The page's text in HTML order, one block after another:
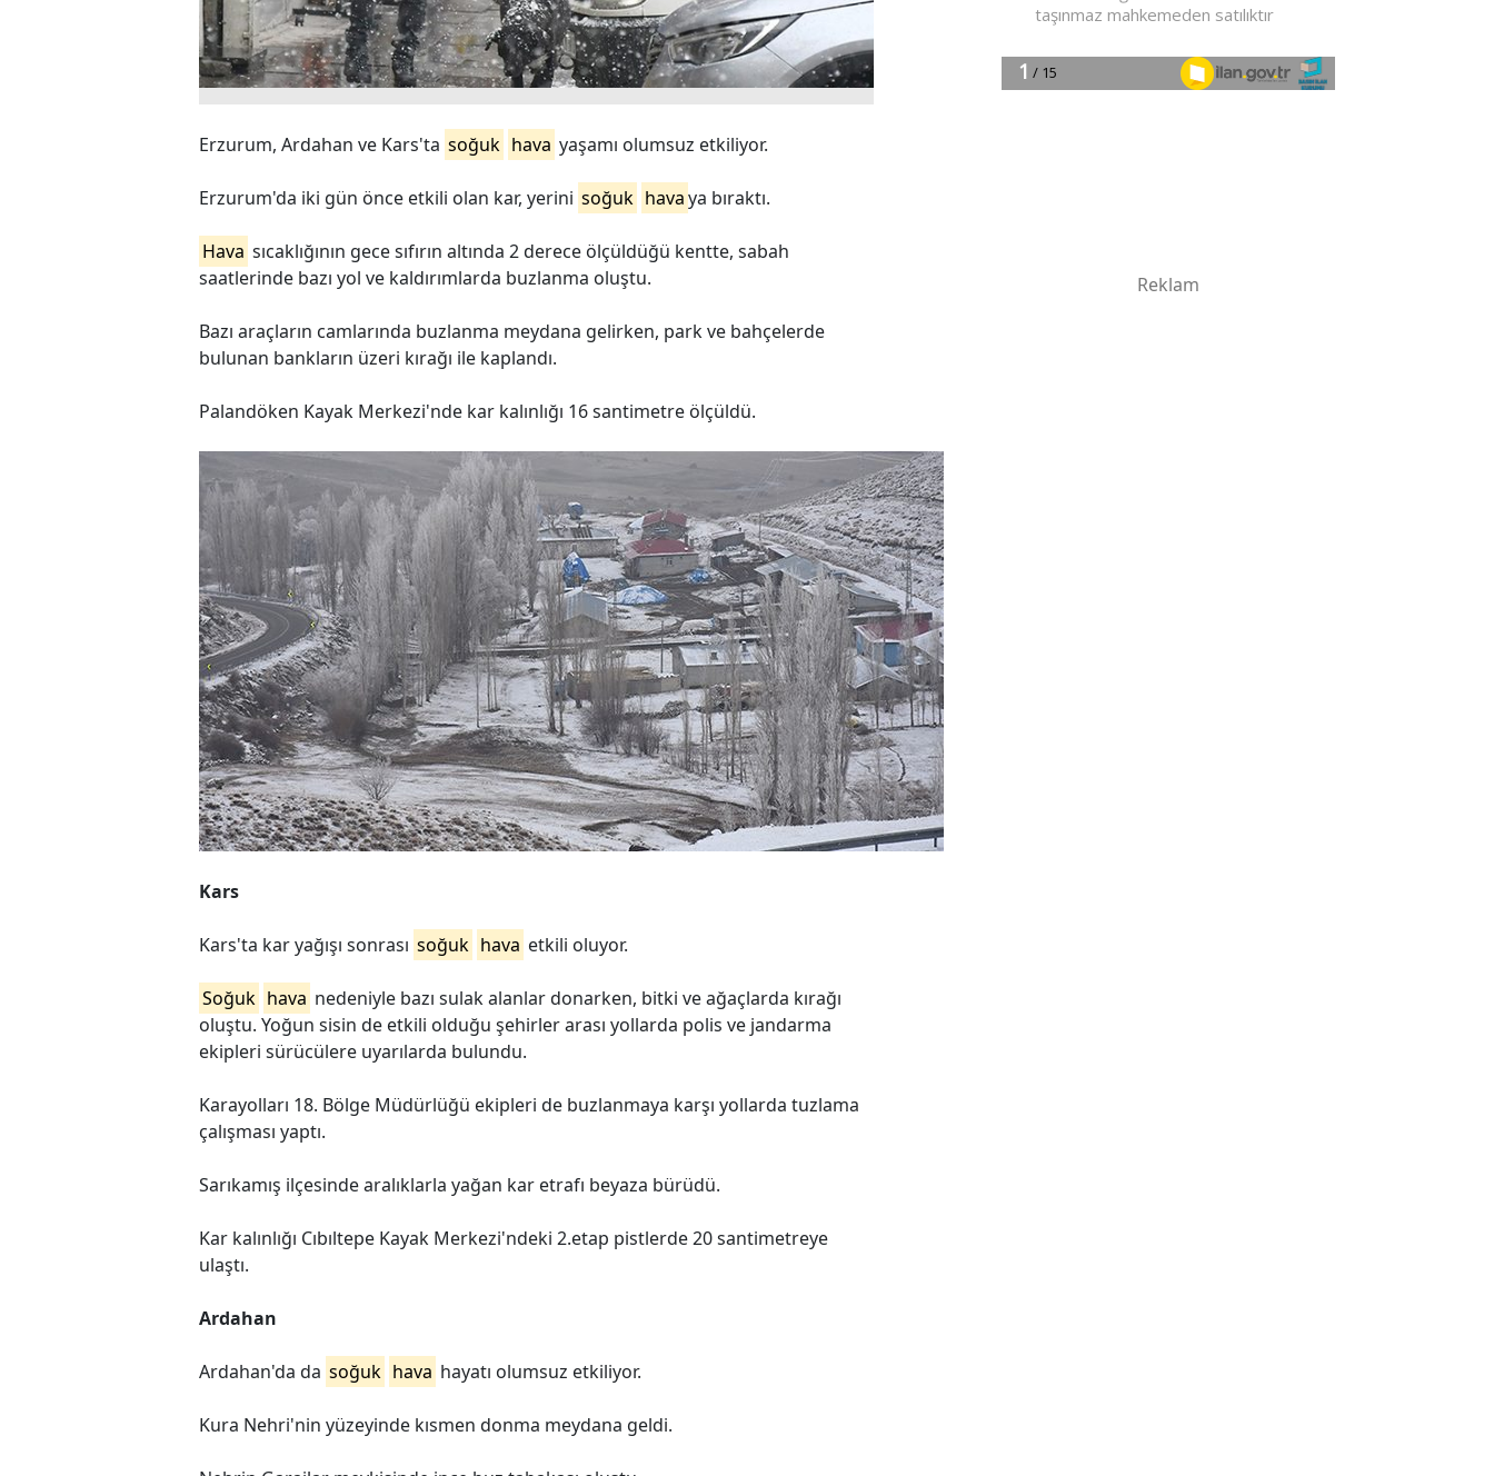
Erzurum, Ardahan ve Kars'ta soğuk hava yaşamı olumsuz etkiliyor.
Erzurum'da iki gün önce etkili olan kar, yerini soğuk havaya bıraktı.
Hava sıcaklığının gece sıfırın altında 2 derece ölçüldüğü kentte, sabah
saatlerinde bazı yol ve kaldırımlarda buzlanma oluştu.
Bazı araçların camlarında buzlanma meydana gelirken, park ve bahçelerde
bulunan bankların üzeri kırağı ile kaplandı.
Palandöken Kayak Merkezi'nde kar kalınlığı 16 santimetre ölçüldü.
Kars
Kars'ta kar yağışı sonrası soğuk hava etkili oluyor.
Soğuk hava nedeniyle bazı sulak alanlar donarken, bitki ve ağaçlarda kırağı
oluştu. Yoğun sisin de etkili olduğu şehirler arası yollarda polis ve jandarma
ekipleri sürücülere uyarılarda bulundu.
Karayolları 18. Bölge Müdürlüğü ekipleri de buzlanmaya karşı yollarda tuzlama
çalışması yaptı.
Sarıkamış ilçesinde aralıklarla yağan kar etrafı beyaza bürüdü.
Kar kalınlığı Cıbıltepe Kayak Merkezi'ndeki 2.etap pistlerde 20 santimetreye
ulaştı.
Ardahan
Ardahan'da da soğuk hava hayatı olumsuz etkiliyor.
Kura Nehri'nin yüzeyinde kısmen donma meydana geldi.